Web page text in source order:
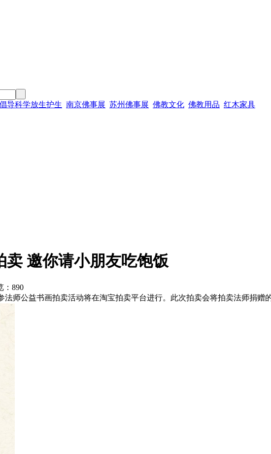
导科学放生护生 南京佛事展 苏州佛事展 佛教文化 佛教用品 红木家具
邀你请小朋友吃饱饭
890
法师公益书画拍卖活动将在淘宝拍卖平台进行。此次拍卖会将拍卖法师捐赠